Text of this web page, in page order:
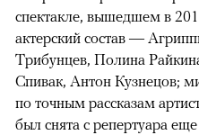
спектакле, вышедшем в
актерский состав —
Трибунцев, Полина
Спивак, Антон Кузнецов;
по точным рассказам
был снята с репертуара